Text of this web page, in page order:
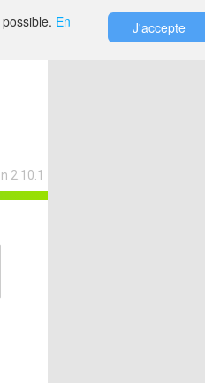
2.10.1
En
J'accepte